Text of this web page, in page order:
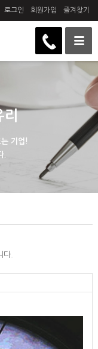
로그인 회원가입 즐겨찾기
리
기업!
.
다.